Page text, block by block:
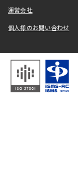
運営会社
個人様のお問い合わせ